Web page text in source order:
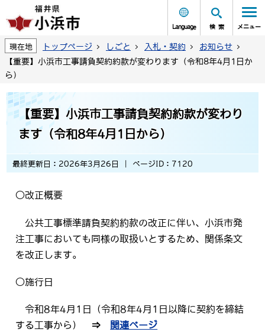
Language 検索 メニュー
現在地 トップページ しごと 入札・契約
お知らせ
【重要】小浜市工事請負契約約款が変わります（令和8年4月1日か
ら）
【重要】小浜市工事請負契約約款が変わり
ます（令和8年4月1日から）
最終更新日：2026年3月26日 ページID：7120
○改正概要
公共工事標準請負契約約款の改正に伴い、小浜市発
注工事においても同様の取扱いとするため、関係条文
を改正します。
○施行日
令和8年4月1日（令和8年4月1日以降に契約を締結
する工事から）
⇒ 関連ページ